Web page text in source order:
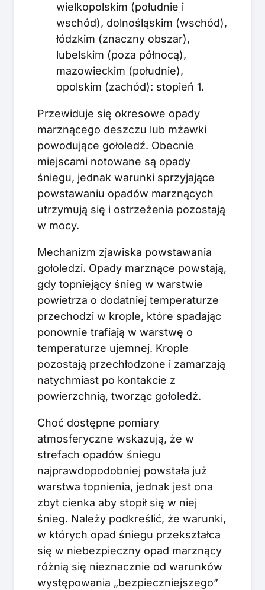
wielkopolskim (południe i
wschód), dolnośląskim (wschód),
łódzkim (znaczny obszar),
lubelskim (poza północą),
mazowieckim (południe),
opolskim (zachód): stopień 1.
Przewiduje się okresowe opady
marznącego deszczu lub mżawki
powodujące gołoledź. Obecnie
miejscami notowane są opady
śniegu, jednak warunki sprzyjające
powstawaniu opadów marznących
utrzymują się i ostrzeżenia pozostają
w mocy.
Mechanizm zjawiska powstawania
gołoledzi. Opady marznące powstają,
gdy topniejący śnieg w warstwie
powietrza o dodatniej temperaturze
przechodzi w krople, które spadając
ponownie trafiają w warstwę o
temperaturze ujemnej. Krople
pozostają przechłodzone i zamarzają
natychmiast po kontakcie z
powierzchnią, tworząc gołoledź.
Choć dostępne pomiary
atmosferyczne wskazują, że w
strefach opadów śniegu
najprawdopodobniej powstała już
warstwa topnienia, jednak jest ona
zbyt cienka aby stopił się w niej
śnieg. Należy podkreślić, że warunki,
w których opad śniegu przekształca
się w niebezpieczny opad marznący
różnią się nieznacznie od warunków
występowania „bezpieczniejszego”